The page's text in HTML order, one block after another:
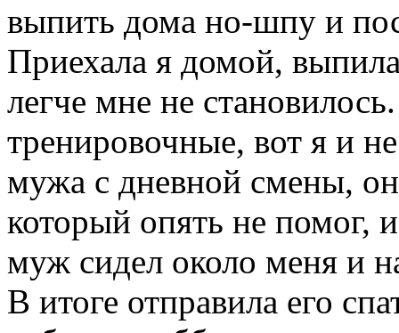
выпить дома но-шпу и
Приехала я домой,
легче мне не
тренировочные, вот я и
мужа с дневной смены,
который опять не помог,
муж сидел около меня и
В итоге отправила его